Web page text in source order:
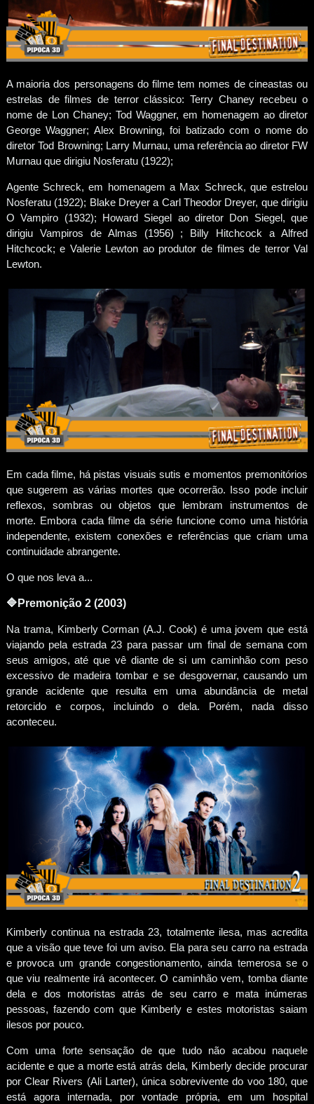
A maioria dos personagens do filme tem nomes de cineastas ou
estrelas de filmes de terror clássico: Terry Chaney recebeu o
nome de Lon Chaney; Tod Waggner, em homenagem ao diretor
George Waggner; Alex Browning, foi batizado com o nome do
diretor Tod Browning; Larry Murnau, uma referência ao diretor FW
Murnau que dirigiu Nosferatu (1922);
Agente Schreck, em homenagem a Max Schreck, que estrelou
Nosferatu (1922); Blake Dreyer a Carl Theodor Dreyer, que dirigiu
O Vampiro (1932); Howard Siegel ao diretor Don Siegel, que
dirigiu Vampiros de Almas (1956) ; Billy Hitchcock a Alfred
Hitchcock; e Valerie Lewton ao produtor de filmes de terror Val
Lewton.
Em cada filme, há pistas visuais sutis e momentos premonitórios
que sugerem as várias mortes que ocorrerão. Isso pode incluir
reflexos, sombras ou objetos que lembram instrumentos de
morte. Embora cada filme da série funcione como uma história
independente, existem conexões e referências que criam uma
continuidade abrangente.
O que nos leva a...
🔷 Premonição 2 (2003)
Na trama, Kimberly Corman (A.J. Cook) é uma jovem que está
viajando pela estrada 23 para passar um final de semana com
seus amigos, até que vê diante de si um caminhão com peso
excessivo de madeira tombar e se desgovernar, causando um
grande acidente que resulta em uma abundância de metal
retorcido e corpos, incluindo o dela. Porém, nada disso
aconteceu.
Kimberly continua na estrada 23, totalmente ilesa, mas acredita
que a visão que teve foi um aviso. Ela para seu carro na estrada
e provoca um grande congestionamento, ainda temerosa se o
que viu realmente irá acontecer. O caminhão vem, tomba diante
dela e dos motoristas atrás de seu carro e mata inúmeras
pessoas, fazendo com que Kimberly e estes motoristas saiam
ilesos por pouco.
Com uma forte sensação de que tudo não acabou naquele
acidente e que a morte está atrás dela, Kimberly decide procurar
por Clear Rivers (Ali Larter), única sobrevivente do voo 180, que
está agora internada, por vontade própria, em um hospital